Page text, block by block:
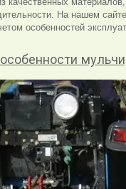
На нашем
особенностей